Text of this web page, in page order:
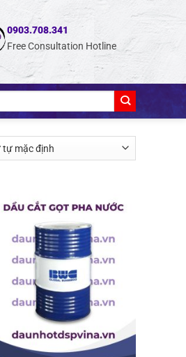
0903.708.341
Free Consultation Hotline